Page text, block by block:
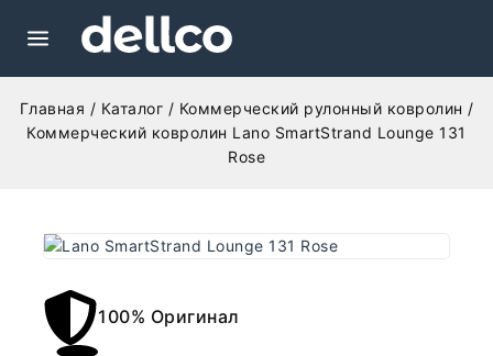
Главная / Каталог / Коммерческий рулонный ковролин /
Коммерческий ковролин Lano SmartStrand Lounge 131
Rose
100% Оригинал